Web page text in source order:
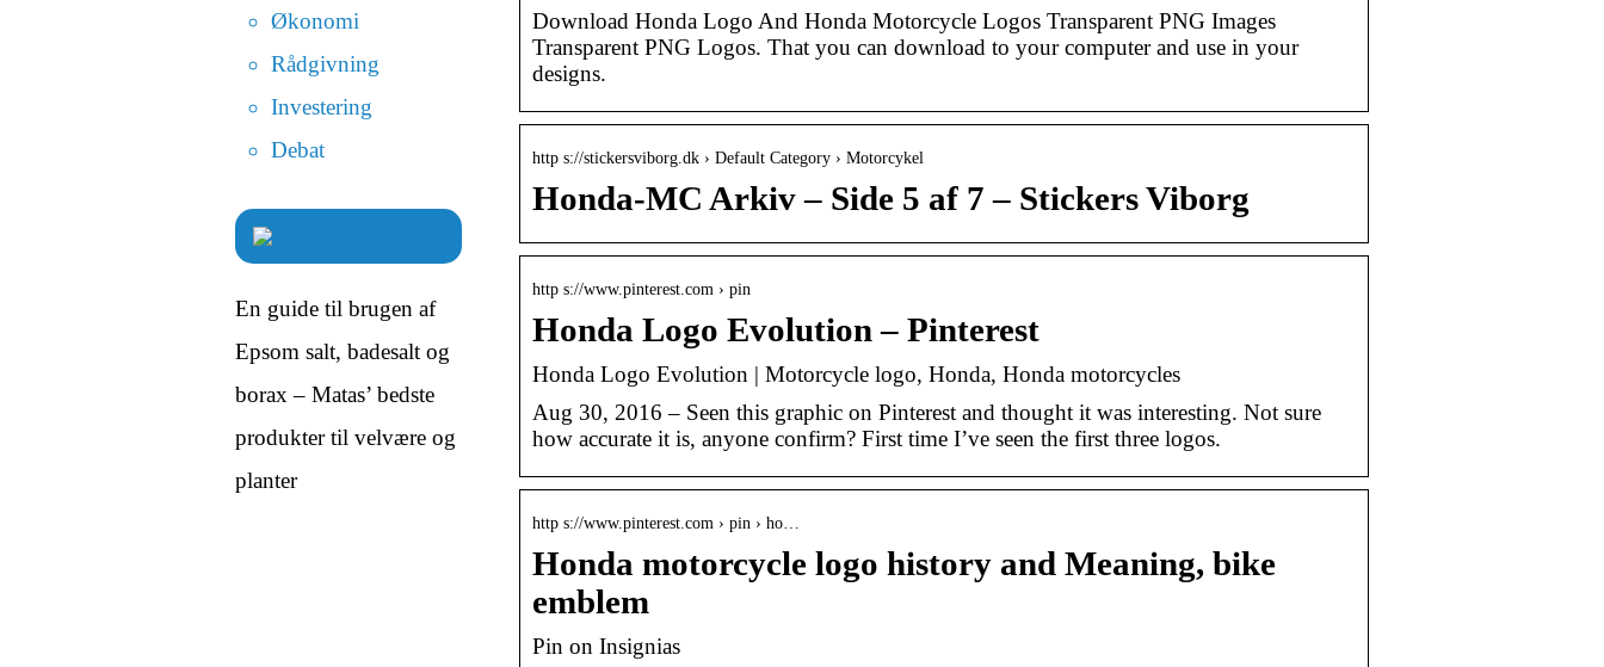
Download Honda Logo And Honda Motorcycle Logos Transparent PNG Images
Transparent PNG Logos. That you can download to your computer and use in your
designs.
http s://stickersviborg.dk › Default Category › Motorcykel
Honda-MC Arkiv – Side 5 af 7 – Stickers Viborg
http s://www.pinterest.com › pin
Honda Logo Evolution – Pinterest
Honda Logo Evolution | Motorcycle logo, Honda, Honda motorcycles
Aug 30, 2016 – Seen this graphic on Pinterest and thought it was interesting. Not sure
how accurate it is, anyone confirm? First time I’ve seen the first three logos.
http s://www.pinterest.com › pin › ho…
Honda motorcycle logo history and Meaning, bike
emblem
Pin on Insignias
Økonomi
Rådgivning
Investering
Debat
En guide til brugen af
Epsom salt, badesalt og
borax – Matas’ bedste
produkter til velvære og
planter